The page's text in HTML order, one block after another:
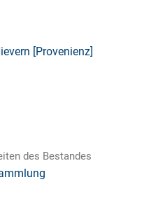
[Provenienz]
des Bestandes